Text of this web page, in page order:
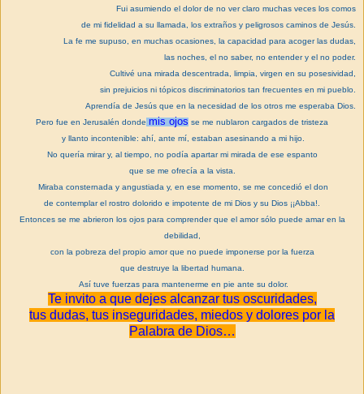
Fui asumiendo el dolor de no ver claro muchas veces los comos
de mi fidelidad a su llamada, los extraños y peligrosos caminos de Jesús.
La fe me supuso, en muchas ocasiones, la capacidad para acoger las dudas,
las noches, el no saber, no entender y el no poder.
Cultivé una mirada descentrada, limpia, virgen en su posesividad,
sin prejuicios ni tópicos discriminatorios tan frecuentes en mi pueblo.
Aprendía de Jesús que en la necesidad de los otros me esperaba Dios.
Pero fue en Jerusalén donde mis ojos se me nublaron cargados de tristeza
y llanto incontenible: ahí, ante mí, estaban asesinando a mi hijo.
No quería mirar y, al tiempo, no podía apartar mi mirada de ese espanto
que se me ofrecía a la vista.
Miraba consternada y angustiada y, en ese momento, se me concedió el don
de contemplar el rostro dolorido e impotente de mi Dios y su Dios ¡¡Abba!.
Entonces se me abrieron los ojos para comprender que el amor sólo puede amar en la
debilidad,
con la pobreza del propio amor que no puede imponerse por la fuerza
que destruye la libertad humana.
Así tuve fuerzas para mantenerme en pie ante su dolor.
Te invito a que dejes alcanzar tus oscuridades,
tus dudas, tus inseguridades, miedos y dolores por la
Palabra de Dios…